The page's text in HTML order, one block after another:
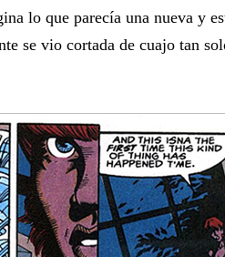
lo que parecía una nueva y
se vio cortada de cuajo tan